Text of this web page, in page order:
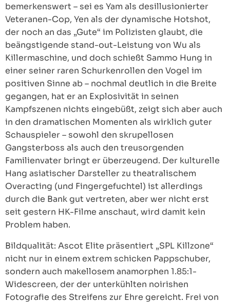
bemerkenswert – sei es Yam als desillusionierter
Veteranen-Cop, Yen als der dynamische Hotshot,
der noch an das „Gute“ im Polizisten glaubt, die
beängstigende stand-out-Leistung von Wu als
Killermaschine, und doch schießt Sammo Hung in
einer seiner raren Schurkenrollen den Vogel im
positiven Sinne ab – nochmal deutlich in die Breite
gegangen, hat er an Explosivität in seinen
Kampfszenen nichts eingebüßt, zeigt sich aber auch
in den dramatischen Momenten als wirklich guter
Schauspieler – sowohl den skrupellosen
Gangsterboss als auch den treusorgenden
Familienvater bringt er überzeugend. Der kulturelle
Hang asiatischer Darsteller zu theatralischem
Overacting (und Fingergefuchtel) ist allerdings
durch die Bank gut vertreten, aber wer nicht erst
seit gestern HK-Filme anschaut, wird damit kein
Problem haben.
Bildqualität: Ascot Elite präsentiert „SPL Killzone“
nicht nur in einem extrem schicken Pappschuber,
sondern auch makellosem anamorphen 1.85:1-
Widescreen, der der unterkühlten noirishen
Fotografie des Streifens zur Ehre gereicht. Frei von